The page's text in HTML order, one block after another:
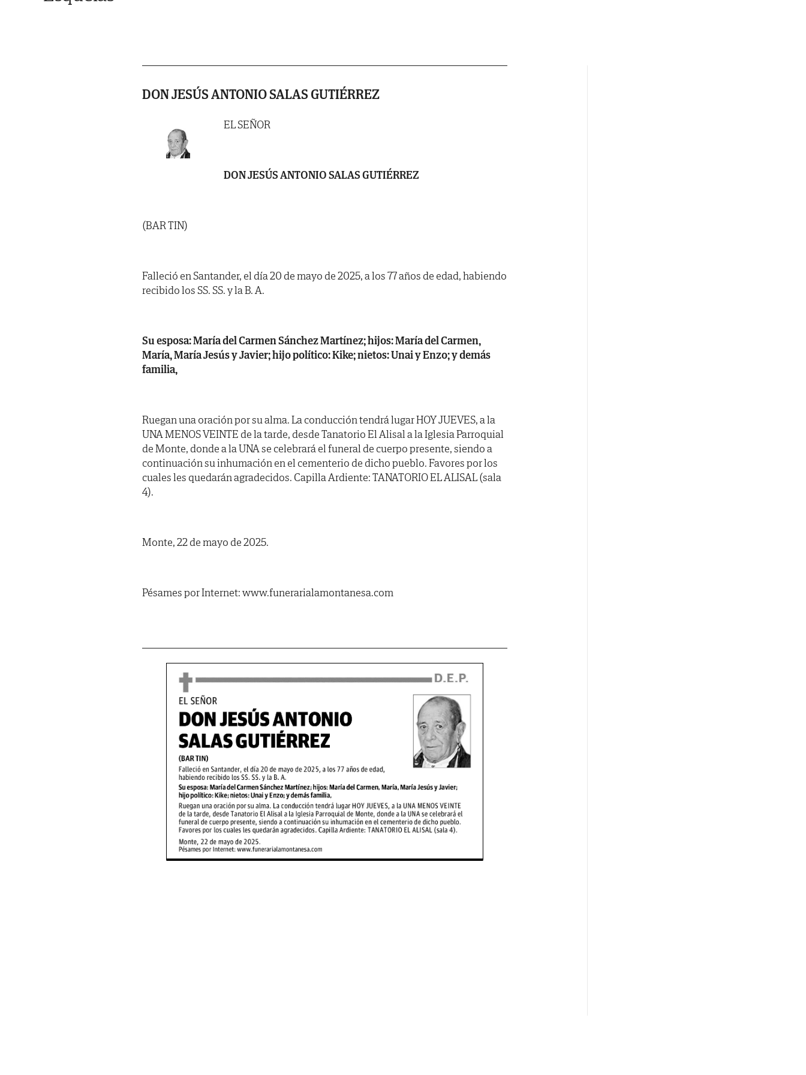
DON JESÚS ANTONIO SALAS GUTIÉRREZ
EL SEÑOR
DON JESÚS ANTONIO SALAS GUTIÉRREZ
(BAR TIN)
Falleció en Santander, el día 20 de mayo de 2025, a los 77 años de edad, habiendo
recibido los SS. SS. y la B. A.
Su esposa: María del Carmen Sánchez Martínez; hijos: María del Carmen,
María, María Jesús y Javier; hijo político: Kike; nietos: Unai y Enzo; y demás
familia,
Ruegan una oración por su alma. La conducción tendrá lugar HOY JUEVES, a la
UNA MENOS VEINTE de la tarde, desde Tanatorio El Alisal a la Iglesia Parroquial
de Monte, donde a la UNA se celebrará el funeral de cuerpo presente, siendo a
continuación su inhumación en el cementerio de dicho pueblo. Favores por los
cuales les quedarán agradecidos. Capilla Ardiente: TANATORIO EL ALISAL (sala
4).
Monte, 22 de mayo de 2025.
Pésames por Internet: www.funerarialamontanesa.com